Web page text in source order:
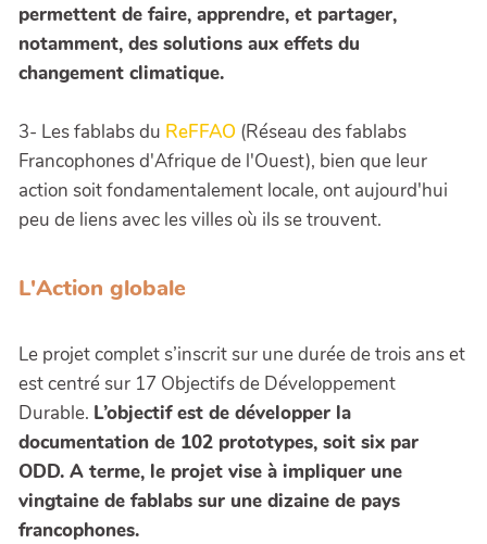
permettent de faire, apprendre, et partager,
notamment, des solutions aux effets du
changement climatique.
3- Les fablabs du ReFFAO (Réseau des fablabs
Francophones d'Afrique de l'Ouest), bien que leur
action soit fondamentalement locale, ont aujourd'hui
peu de liens avec les villes où ils se trouvent.
L'Action globale
Le projet complet s’inscrit sur une durée de trois ans et
est centré sur 17 Objectifs de Développement
Durable. L’objectif est de développer la
documentation de 102 prototypes, soit six par
ODD. A terme, le projet vise à impliquer une
vingtaine de fablabs sur une dizaine de pays
francophones.